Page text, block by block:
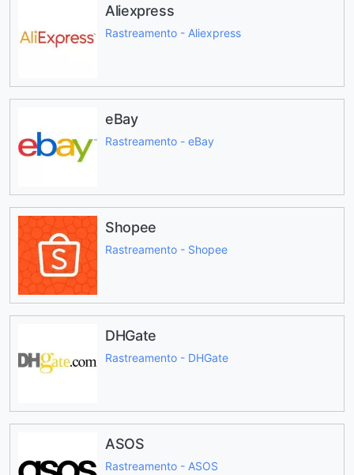
Aliexpress
Rastreamento - Aliexpress
eBay
Rastreamento - eBay
Shopee
Rastreamento - Shopee
DHGate
Rastreamento - DHGate
ASOS
Rastreamento - ASOS